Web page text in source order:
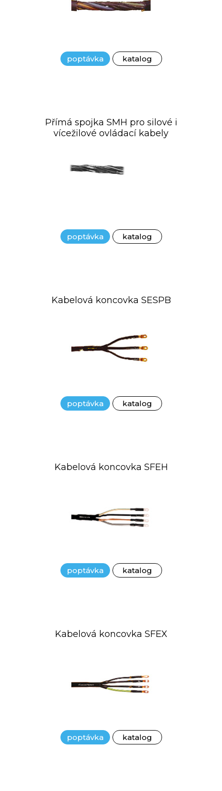
poptávka katalog
Přímá spojka SMH pro silové i
vícežilové ovládací kabely
poptávka katalog
Kabelová koncovka SESPB
poptávka katalog
Kabelová koncovka SFEH
poptávka katalog
Kabelová koncovka SFEX
poptávka katalog